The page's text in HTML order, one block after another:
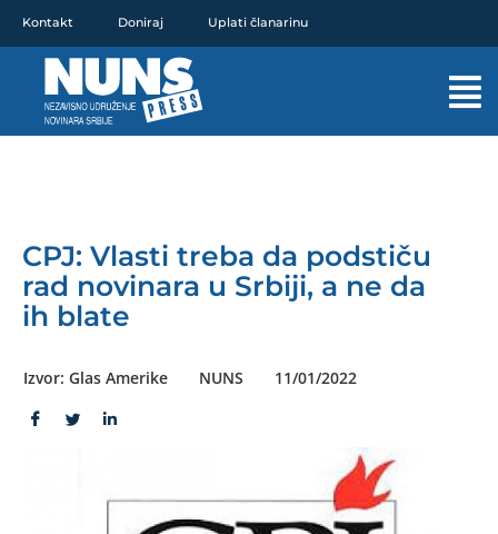
sadržaj
Kontakt Doniraj Uplati članarinu
CPJ: Vlasti treba da podstiču
rad novinara u Srbiji, a ne da
ih blate
Izvor: Glas Amerike NUNS 11/01/2022